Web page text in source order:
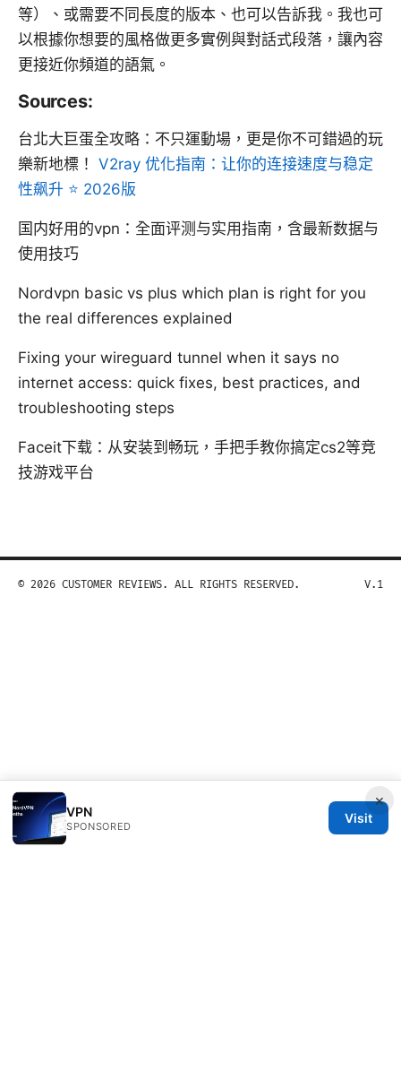
等）、或需要不同長度的版本、也可以告訴我。我也可
以根據你想要的風格做更多實例與對話式段落，讓內容
更接近你頻道的語氣。
Sources:
台北大巨蛋全攻略：不只運動場，更是你不可錯過的玩
樂新地標！ V2ray 优化指南：让你的连接速度与稳定
性飙升 ⭐ 2026版
国内好用的vpn：全面评测与实用指南，含最新数据与
使用技巧
Nordvpn basic vs plus which plan is right for you
the real differences explained
Fixing your wireguard tunnel when it says no
internet access: quick fixes, best practices, and
troubleshooting steps
Faceit下载：从安装到畅玩，手把手教你搞定cs2等竞
技游戏平台
×
VPN
SPONSORED
Visit
© 2026 CUSTOMER REVIEWS. ALL RIGHTS RESERVED. V.1